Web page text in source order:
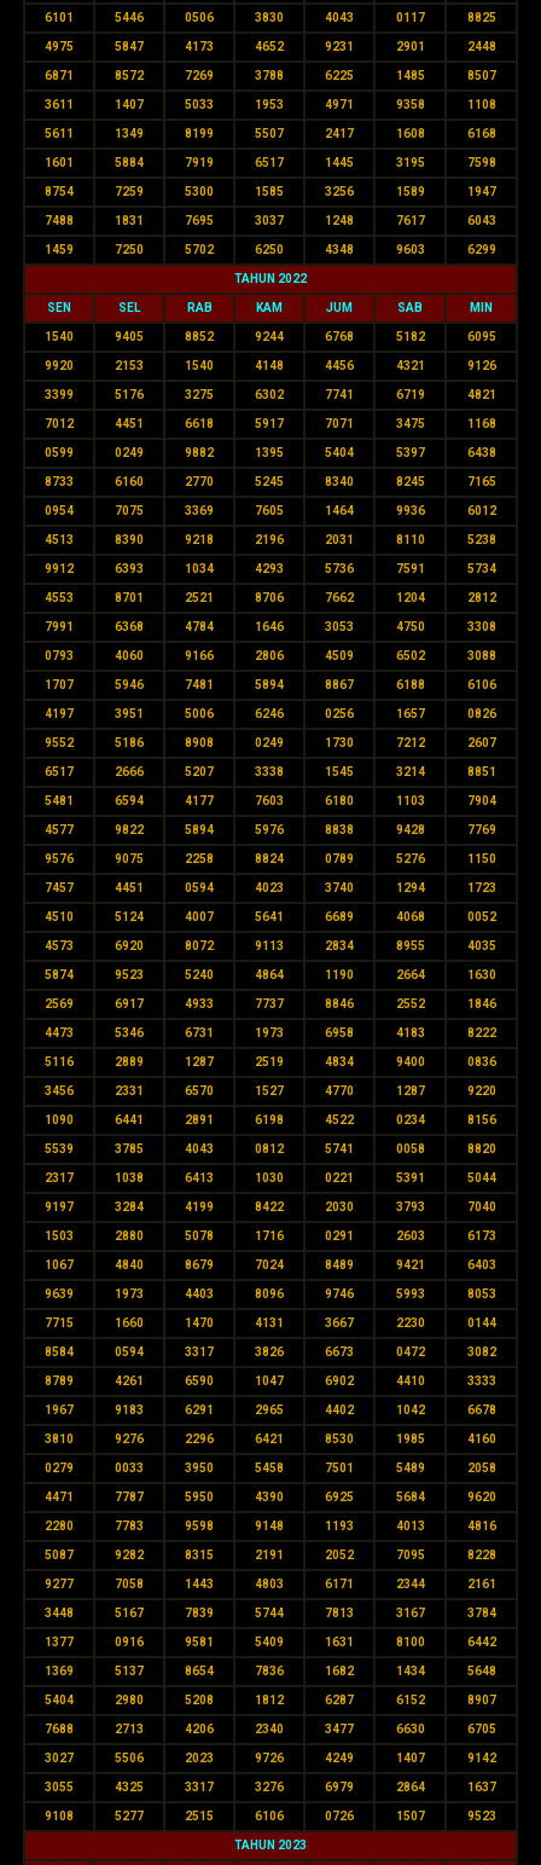
6101 5446 0506 3830 4043 0117 8825
4975 5847 4173 4652 9231 2901 2448
6871 8572 7269 3788 6225 1485 8507
3611 1407 5033 1953 4971 9358 1108
5611 1349 8199 5507 2417 1608 6168
1601 5884 7919 6517 1445 3195 7598
8754 7259 5300 1585 3256 1589 1947
7488 1831 7695 3037 1248 7617 6043
1459 7250 5702 6250 4348 9603 6299
TAHUN 2022
SEN SEL RAB KAM JUM SAB MIN
1540 9405 8852 9244 6768 5182 6095
9920 2153 1540 4148 4456 4321 9126
3399 5176 3275 6302 7741 6719 4821
7012 4451 6618 5917 7071 3475 1168
0599 0249 9882 1395 5404 5397 6438
8733 6160 2770 5245 8340 8245 7165
0954 7075 3369 7605 1464 9936 6012
4513 8390 9218 2196 2031 8110 5238
9912 6393 1034 4293 5736 7591 5734
4553 8701 2521 8706 7662 1204 2812
7991 6368 4784 1646 3053 4750 3308
0793 4060 9166 2806 4509 6502 3088
1707 5946 7481 5894 8867 6188 6106
4197 3951 5006 6246 0256 1657 0826
9552 5186 8908 0249 1730 7212 2607
6517 2666 5207 3338 1545 3214 8851
5481 6594 4177 7603 6180 1103 7904
4577 9822 5894 5976 8838 9428 7769
9576 9075 2258 8824 0789 5276 1150
7457 4451 0594 4023 3740 1294 1723
4510 5124 4007 5641 6689 4068 0052
4573 6920 8072 9113 2834 8955 4035
5874 9523 5240 4864 1190 2664 1630
2569 6917 4933 7737 8846 2552 1846
4473 5346 6731 1973 6958 4183 8222
5116 2889 1287 2519 4834 9400 0836
3456 2331 6570 1527 4770 1287 9220
1090 6441 2891 6198 4522 0234 8156
5539 3785 4043 0812 5741 0058 8820
2317 1038 6413 1030 0221 5391 5044
9197 3284 4199 8422 2030 3793 7040
1503 2880 5078 1716 0291 2603 6173
1067 4840 8679 7024 8489 9421 6403
9639 1973 4403 8096 9746 5993 8053
7715 1660 1470 4131 3667 2230 0144
8584 0594 3317 3826 6673 0472 3082
8789 4261 6590 1047 6902 4410 3333
1967 9183 6291 2965 4402 1042 6678
3810 9276 2296 6421 8530 1985 4160
0279 0033 3950 5458 7501 5489 2058
4471 7787 5950 4390 6925 5684 9620
2280 7783 9598 9148 1193 4013 4816
5087 9282 8315 2191 2052 7095 8228
9277 7058 1443 4803 6171 2344 2161
3448 5167 7839 5744 7813 3167 3784
1377 0916 9581 5409 1631 8100 6442
1369 5137 8654 7836 1682 1434 5648
5404 2980 5208 1812 6287 6152 8907
7688 2713 4206 2340 3477 6630 6705
3027 5506 2023 9726 4249 1407 9142
3055 4325 3317 3276 6979 2864 1637
9108 5277 2515 6106 0726 1507 9523
TAHUN 2023